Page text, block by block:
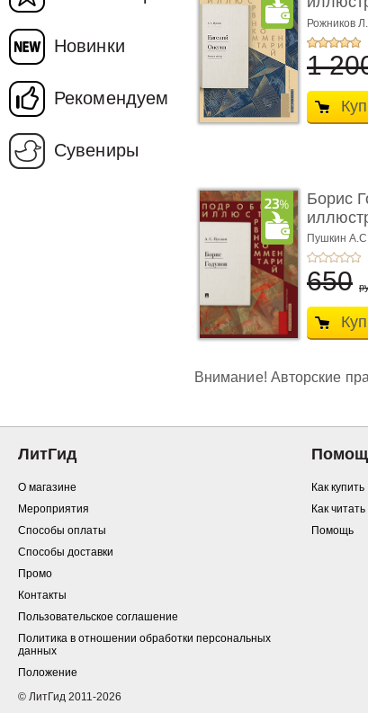
Новинки
Рекомендуем
Сувениры
Рожников
1
Борис
Пушкин
650
Внимание! Авторские
ЛитГид
О магазине
Мероприятия
Способы оплаты
Способы доставки
Промо
Контакты
Пользовательское соглашение
Политика в отношении обработки персональных
данных
Положение
© ЛитГид 2011-2026
Как купить
Как
Помощь